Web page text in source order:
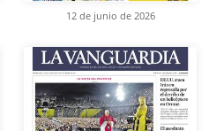
12 de junio de 2026